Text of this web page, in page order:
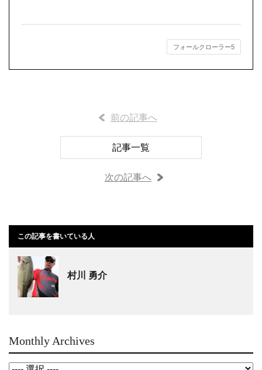
フォールクローラー5
前の記事へ
記事一覧
次の記事へ
この記事を書いている人
村川 勇介
Monthly Archives